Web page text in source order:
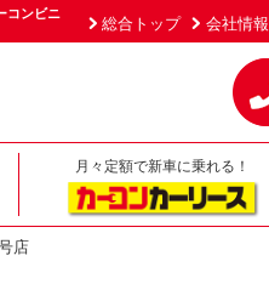
コンビニ
総合トップ 会社情報
月々定額で新車に乗れる！
店